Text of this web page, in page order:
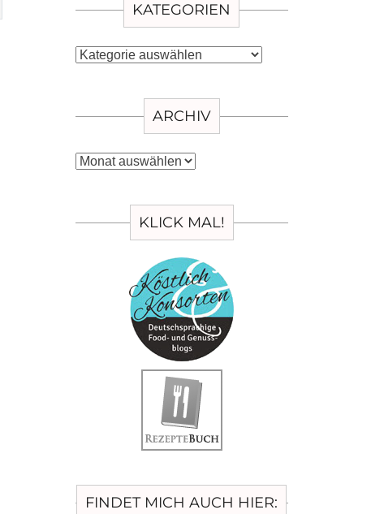
KATEGORIEN
Kategorien
ARCHIV
Archiv
KLICK MAL!
FINDET MICH AUCH HIER: